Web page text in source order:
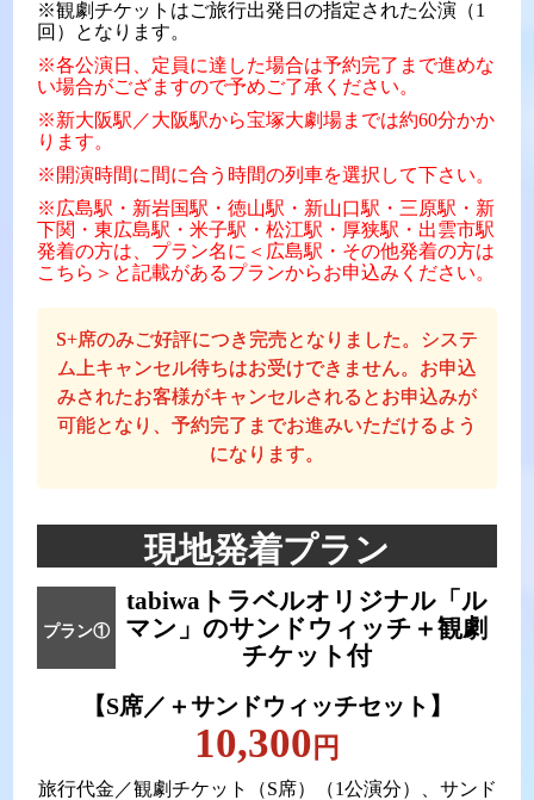
※観劇チケットはご旅行出発日の指定された公演（1
回）となります。
※各公演日、定員に達した場合は予約完了まで進めな
い場合がござますので予めご了承ください。
※新大阪駅／大阪駅から宝塚大劇場までは約60分かか
ります。
※開演時間に間に合う時間の列車を選択して下さい。
※広島駅・新岩国駅・徳山駅・新山口駅・三原駅・新
下関・東広島駅・米子駅・松江駅・厚狭駅・出雲市駅
発着の方は、プラン名に＜広島駅・その他発着の方は
こちら＞と記載があるプランからお申込みください。
S+席のみご好評につき完売となりました。システ
ム上キャンセル待ちはお受けできません。 お申込
みされたお客様がキャンセルされるとお申込みが
可能となり、予約完了までお進みいただけるよう
になります。
現地発着プラン
プラン①
tabiwaトラベルオリジナル「ル
マン」のサンドウィッチ＋観劇
チケット付
【S席／＋サンドウィッチセット】
10,300 円
旅行代金／観劇チケット（S席）（1公演分）、サンド